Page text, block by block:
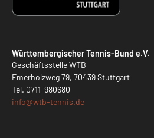
Württembergischer Tennis-Bund e.V.
Geschäftsstelle WTB
Emerholzweg 79, 70439 Stuttgart
Tel. 0711-980680
info@wtb-tennis.de